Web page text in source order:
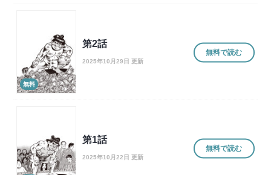
無料
第2話
2025年10月29日 更新
無料で読む
第1話
2025年10月22日 更新
無料で読む